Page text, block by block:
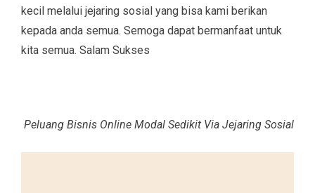
kecil melalui jejaring sosial yang bisa kami berikan
kepada anda semua. Semoga dapat bermanfaat untuk
kita semua. Salam Sukses
Peluang Bisnis Online Modal Sedikit Via Jejaring Sosial